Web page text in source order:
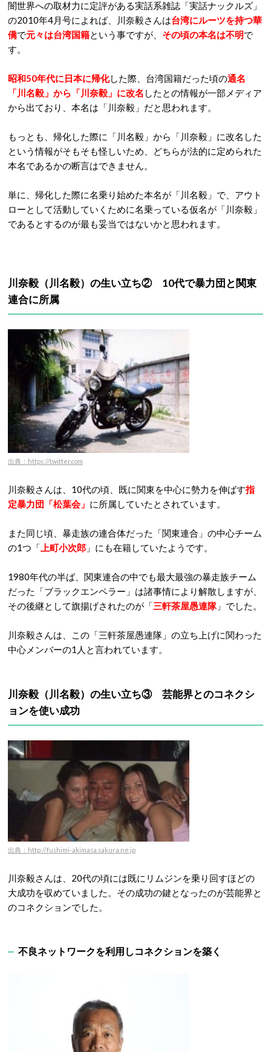
闇世界への取材力に定評がある実話系雑誌「実話ナックルズ」
の2010年4月号によれば、川奈毅さんは台湾にルーツを持つ華
僑で元々は台湾国籍という事ですが、 その頃の本名は不明で
す。
昭和50年代に日本に帰化した際、台湾国籍だった頃の通名
「川名毅」から「川奈毅」に改名 したとの情報が一部メディア
から出ており、本名は「川奈毅」だと思われます。
もっとも、帰化した際に「川名毅」から「川奈毅」に改名した
という情報がそもそも怪しいため、どちらが法的に定められた
本名であるかの断言はできません。
単に、帰化した際に名乗り始めた本名が「川名毅」で、アウト
ローとして活動していくために名乗っている仮名が「川奈毅」
であるとするのが最も妥当ではないかと思われます。
川奈毅（川名毅）の生い立ち② 10代で暴力団と関東
連合に所属
出典：https://twitter.com
川奈毅さんは、10代の頃、既に関東を中心に勢力を伸ばす指
定暴力団「松葉会」 に所属していたとされています。
また同じ頃、暴走族の連合体だった「関東連合」の中心チーム
の1つ「 上町小次郎 」にも在籍していたようです。
1980年代の半ば、関東連合の中でも最大最強の暴走族チーム
だった「ブラックエンペラー」は諸事情により解散しますが、
その後継として旗揚げされたのが「三軒茶屋愚連隊」でした。
川奈毅さんは、この「三軒茶屋愚連隊」の立ち上げに関わった
中心メンバーの1人と言われています。
川奈毅（川名毅）の生い立ち③ 芸能界とのコネクシ
ョンを使い成功
出典：http://fushimi-akimasa.sakura.ne.jp
川奈毅さんは、20代の頃には既にリムジンを乗り回すほどの
大成功を収めていました。その成功の鍵となったのが芸能界と
のコネクションでした。
不良ネットワークを利用しコネクションを築く